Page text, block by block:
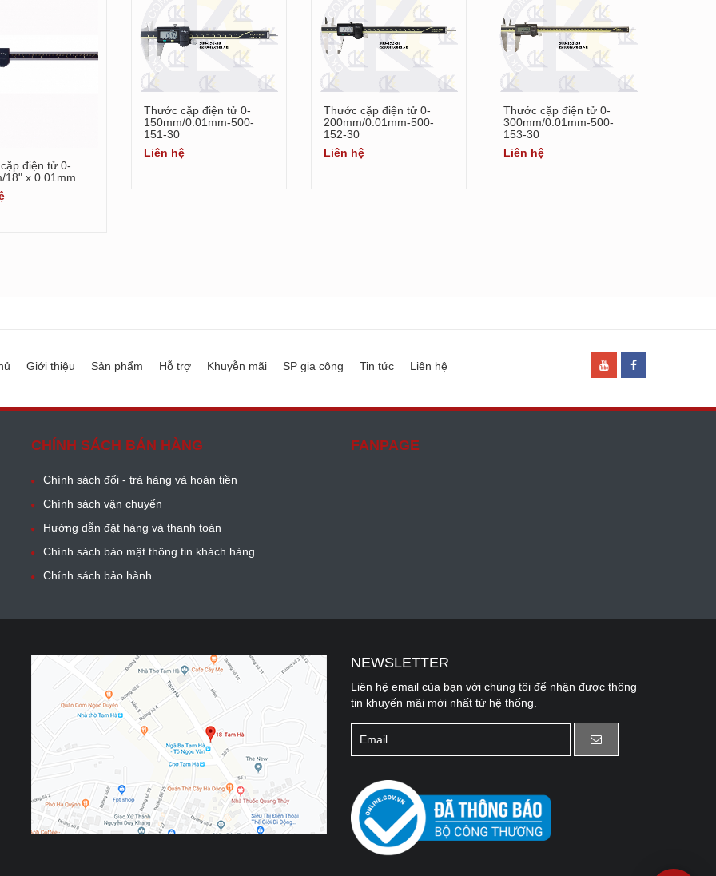
Xem chi tiết
điện tử 0-
18" x 0.01mm
Xem chi tiết
Thước cặp điện tử 0-
150mm/0.01mm-500-
151-30
Liên hệ
Xem chi tiết
Thước cặp điện tử 0-
200mm/0.01mm-500-
152-30
Liên hệ
Xem chi tiết
Thước cặp điện tử 0-
300mm/0.01mm-500-
153-30
Liên hệ
Giới thiệu Sản phẩm Hỗ trợ Khuyễn mãi SP gia công Tin tức Liên hệ
CHÍNH SÁCH BÁN HÀNG
Chính sách đổi - trả hàng và hoàn tiền
Chính sách vận chuyển
Hướng dẫn đặt hàng và thanh toán
Chính sách bảo mật thông tin khách hàng
Chính sách bảo hành
FANPAGE
NEWSLETTER
Liên hệ email của bạn với chúng tôi để nhận được thông
tin khuyến mãi mới nhất từ hệ thống.